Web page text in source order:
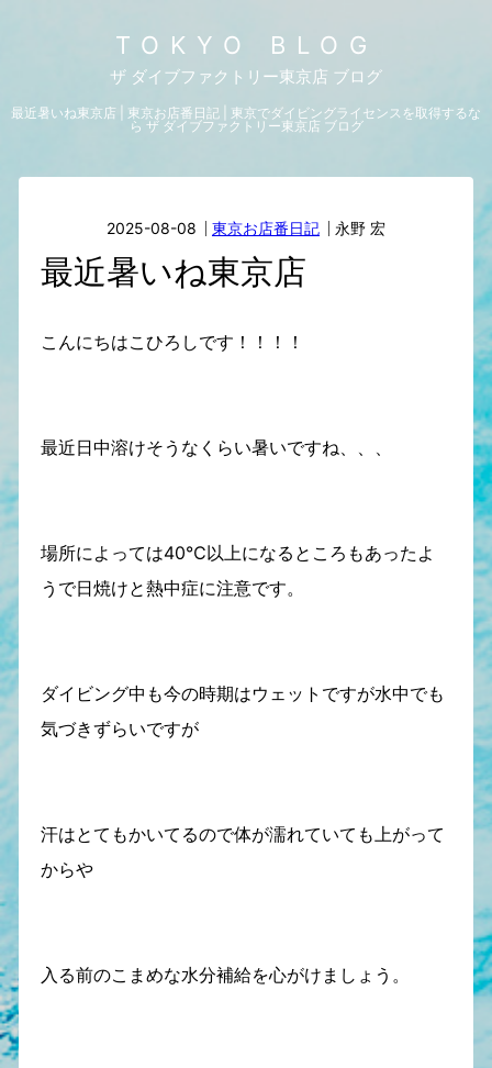
TOKYO BLOG
ザ ダイブファクトリー東京店 ブログ
最近暑いね東京店 | 東京お店番日記 | 東京でダイビングライセンスを取得するな
ら ザ ダイブファクトリー東京店 ブログ
2025-08-08 東京お店番日記 永野 宏
最近暑いね東京店
こんにちはこひろしです！！！！
最近日中溶けそうなくらい暑いですね、、、
場所によっては40℃以上になるところもあったよ
うで日焼けと熱中症に注意です。
ダイビング中も今の時期はウェットですが水中でも
気づきずらいですが
汗はとてもかいてるので体が濡れていても上がって
からや
入る前のこまめな水分補給を心がけましょう。